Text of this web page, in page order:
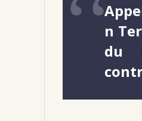
n
du